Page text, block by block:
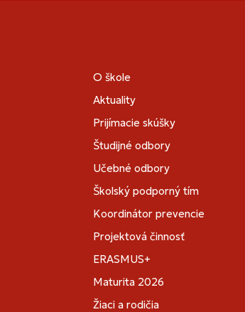
O škole
Aktuality
Prijímacie skúšky
Študijné odbory
Učebné odbory
Školský podporný tím
Koordinátor prevencie
Projektová činnosť
ERASMUS+
Maturita 2026
Žiaci a rodičia